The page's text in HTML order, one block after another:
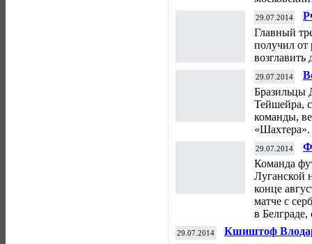
29.07.2014
Главный
получил от
29.07.2014
Бразильцы
Тейшейра,
команды,
«Шахтера».
29.07.2014
Команда
Луганской
конце
матче с
в
29.07.2014
Кшиштоф